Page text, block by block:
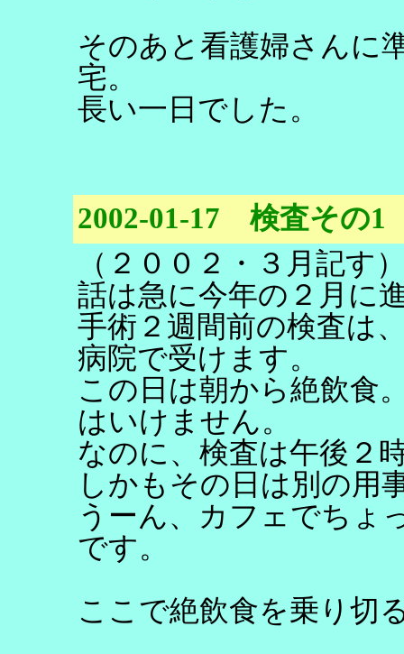
そのあと看護婦さんに
宅。
長い一日でした。
2002-01-17 検査その1
（２００２・３月記す
話は急に今年の２月に
手術２週間前の検査は
病院で受けます。
この日は朝から絶飲食
はいけません。
なのに、検査は午後２
しかもその日は別の用
うーん、カフェでちょ
です。
ここで絶飲食を乗り切